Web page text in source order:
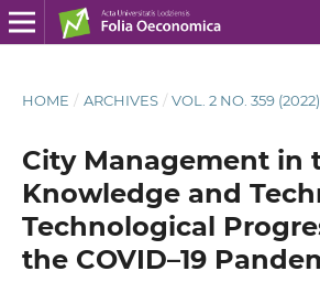
HOME / ARCHIVES / VOL. 2 NO. 359 (2022)
City Management in
Knowledge and
Technological
the COVID–19